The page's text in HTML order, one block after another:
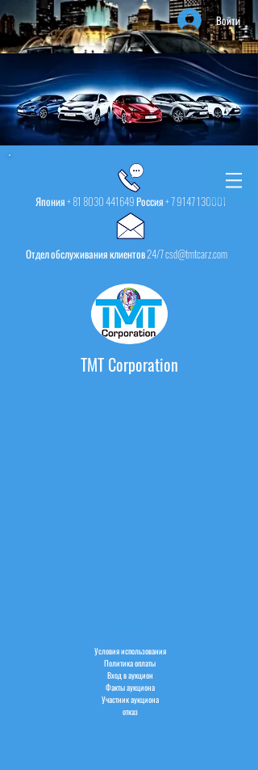
Войти
Япония +81 8030 441649Россия +7 9147 130001
Отдел обслуживания клиентов 24/7 csd@tmtcarz.com
TMT Corporation
Условия использования
Политика оплаты
Вход в аукцион
Факты аукциона
Участник аукциона
отказ